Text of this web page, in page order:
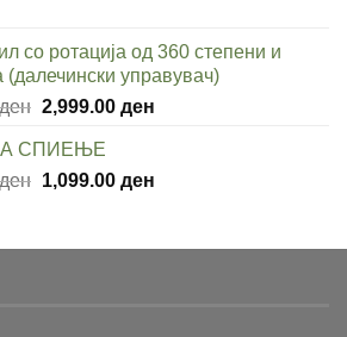
999.00 ден.699.00 ден.
со ротација од 360 степени и
(далечински управувач)
ден Original
was:
3,999.00 ден.
2,999.00 денCurrent
2,999.00 ден.
СПИЕЊЕ
ден Original
1,399.00 ден.
1,099.00 денCurrent
1,099.00 ден.